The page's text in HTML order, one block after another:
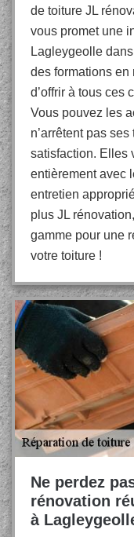
de toiture JL
vous promet une
Lagleygeolle
des formations en
d’offrir à tous ces
Vous pouvez les
n’arrêtent pas
satisfaction. Elles
entièrement avec
entretien
plus JL
gamme pour une
votre toiture !
Ne perdez
rénovation
à